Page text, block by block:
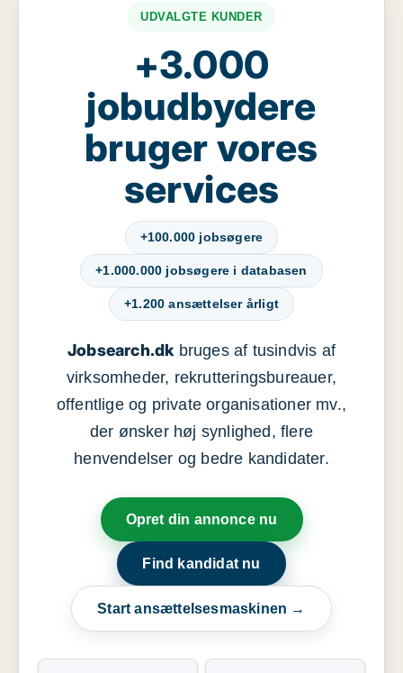
UDVALGTE KUNDER
+3.000
jobudbydere
bruger vores
services
+100.000 jobsøgere
+1.000.000 jobsøgere i databasen
+1.200 ansættelser årligt
Jobsearch.dkbruges af tusindvis af
virksomheder, rekrutteringsbureauer,
offentlige og private organisationer mv.,
der ønsker høj synlighed, flere
henvendelser og bedre kandidater.
Opret din annonce nu
Find kandidat nu
Start ansættelsesmaskinen →